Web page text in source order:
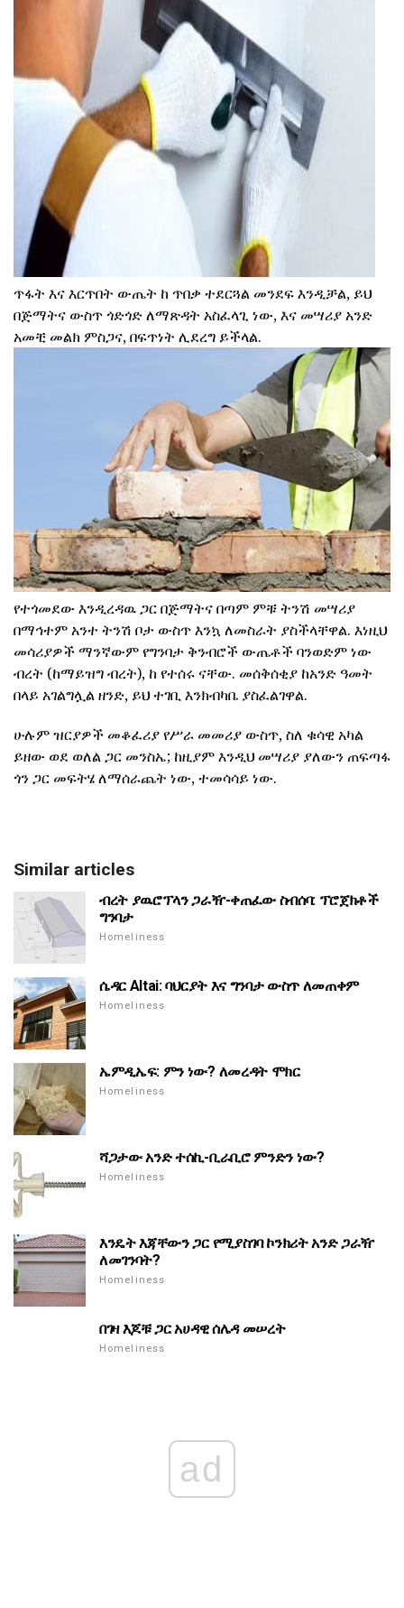
ad
ጥፋት እና እርጥበት ውጤት ከ ጥበቃ ተደርጓል መንደፍ እንዲቻል, ይህ
በጅማትና ውስጥ ጎድጎድ ለማጽዳት አስፈላጊ ነው, እና መሣሪያ አንድ
አመቺ መልክ ምስጋና, በፍጥነት ሊደረግ ይችላል.
የተጎመደው እንዲረዳዉ ጋር በጅማትና በጣም ምቹ ትንሽ መሣሪያ
በማኅተም አንተ ትንሽ ቦታ ውስጥ እንኳ ለመስራት ያስችላቸዋል. እነዚህ
መሳሪያዎች ማንኛውም የግንባታ ቅንብሮች ውጤቶች ባንወድም ነው
ብረት (ከማይዝግ ብረት), ከ የተሰሩ ናቸው. መሰቅሰቂያ ከአንድ ዓመት
በላይ አገልግሏል ዘንድ, ይህ ተገቢ እንክብካቤ ያስፈልገዋል.
ሁሉም ዝርያዎች መቆፈሪያ የሥራ መመሪያ ውስጥ, ስለ ቁሳዊ አካል
ይዘው ወደ ወለል ጋር መንስኤ; ከዚያም እንዲህ መሣሪያ ያለውን ጠፍጣፋ
ጎን ጋር መፍትሄ ለማሰራጨት ነው, ተመሳሳይ ነው.
Similar articles
ብረት ያዉሮፕላን ጋራዥ-ቀጠፈው ስብሰባ: ፕሮጀክቶች
ግንባታ
Homeliness
ሴዳር Altai: ባህርያት እና ግንባታ ውስጥ ለመጠቀም
Homeliness
ኤምዲኤፍ: ምን ነው? ለመረዳት ሞክር
Homeliness
ሻጋታው አንድ ተሰኪ-ቢራቢሮ ምንድን ነው?
Homeliness
እንዴት እጃቸውን ጋር የሚያስገባ ኮንክሪት አንድ ጋራዥ
ለመገንባት?
Homeliness
በገዛ እጆቹ ጋር አሀዳዊ ሰሌዳ መሠረት
Homeliness
ad